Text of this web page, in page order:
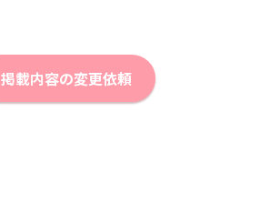
掲載内容の変更依頼